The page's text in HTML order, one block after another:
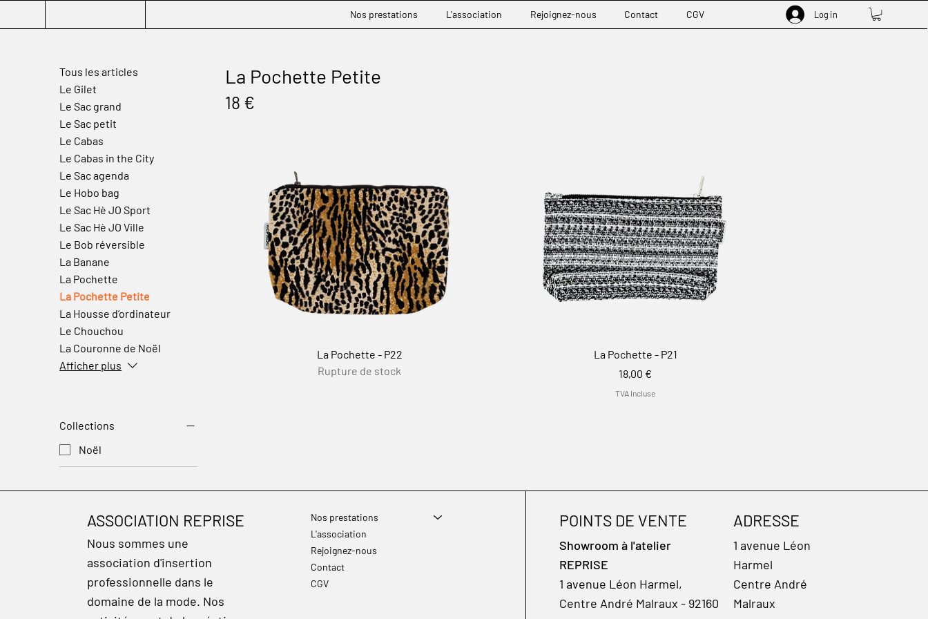
Log in
Nos prestations L'association Rejoignez-nous Contact CGV
Tous les articles
Le Gilet
Le Sac grand
Le Sac petit
Le Cabas
Le Cabas in the City
Le Sac agenda
Le Hobo bag
Le Sac Hè JO Sport
Le Sac Hè JO Ville
Le Bob réversible
La Banane
La Pochette
La Pochette Petite
La Housse d’ordinateur
Le Chouchou
La Couronne de Noël
Afficher plus
Collections
Noël
La Pochette Petite
18 €
La Pochette - P22
Rupture de stock
La Pochette - P21
Prix
18,00 €
TVA Incluse
ADRESSE
1 avenue Léon
Harmel
Centre André
Malraux
ASSOCIATION REPRISE
Nous sommes une
association d'insertion
professionnelle dans le
domaine de la mode. Nos
POINTS DE VENTE
Showroom à l'atelier
REPRISE
1 avenue Léon Harmel,
Centre André Malraux - 92160
Nos prestations
L'association
Rejoignez-nous
Contact
CGV